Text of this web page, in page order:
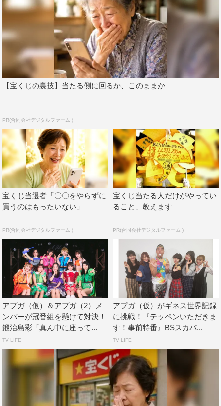
ムの放送が決定。OGの仙石みなみがナレーションを担当
するということもあり、ファンにとっては永久保存版とも
言える内容となっている。
オリジナルロケでは古川・森・佐保・関根・新井の5人
で、リクエストしたお寿司に舌鼓を打ちながら、アプガ10
年の歴史を振り返っていく。
『アイドルお宝くじ』（テレビ朝日）初登場時の初々しい
映像から、アイドル史上初の衝撃的な挑戦となった陸の孤
【宝くじの裏技】当たる側に回るか、このままか
PR(合同会社デジタルファーム )
宝くじ当選者「〇〇をやらずに
買うのはもったいない」
PR(合同会社デジタルファーム )
宝くじ当たる人だけがやってい
ること、教えます
PR(合同会社デジタルファーム )
アプガ（仮）＆アプガ（2）メ
ンバーが冠番組を懸けて対決！
鍛治島彩「真ん中に座って...
TV LIFE
アプガ（仮）がギネス世界記録
に挑戦！『テッペンいただきま
す！事前特番』BSスカパ...
TV LIFE